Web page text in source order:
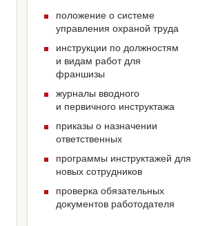
положение о системе
управления охраной труда
инструкции по должностям
и видам работ для
франшизы
журналы вводного
и первичного инструктажа
приказы о назначении
ответственных
программы инструктажей для
новых сотрудников
проверка обязательных
документов работодателя